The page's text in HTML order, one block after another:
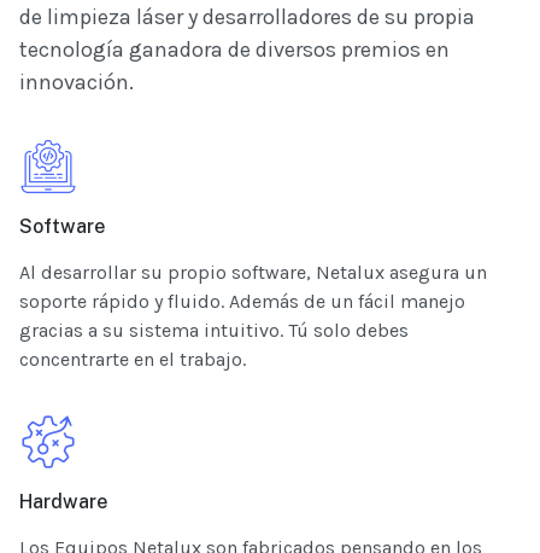
de limpieza láser y desarrolladores de su propia
tecnología ganadora de diversos premios en
innovación.
Software
Al desarrollar su propio software, Netalux asegura un
soporte rápido y fluido. Además de un fácil manejo
gracias a su sistema intuitivo. Tú solo debes
concentrarte en el trabajo.
Hardware
Los Equipos Netalux son fabricados pensando en los